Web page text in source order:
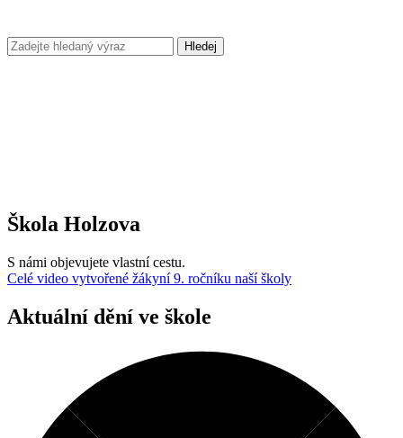
Škola Holzova
S námi objevujete vlastní cestu.
Celé video vytvořené žákyní 9. ročníku naší školy
Aktuální dění ve škole